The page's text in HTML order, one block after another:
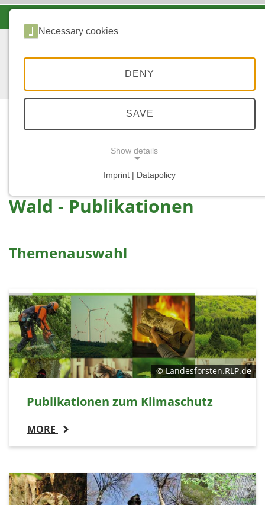
START
...
Wald - Publikationen
Themenauswahl
© Landesforsten.RLP.de
Publikationen zum Klimaschutz
MORE
Necessary cookies
DENY
SAVE
Show details
Imprint | Datapolicy